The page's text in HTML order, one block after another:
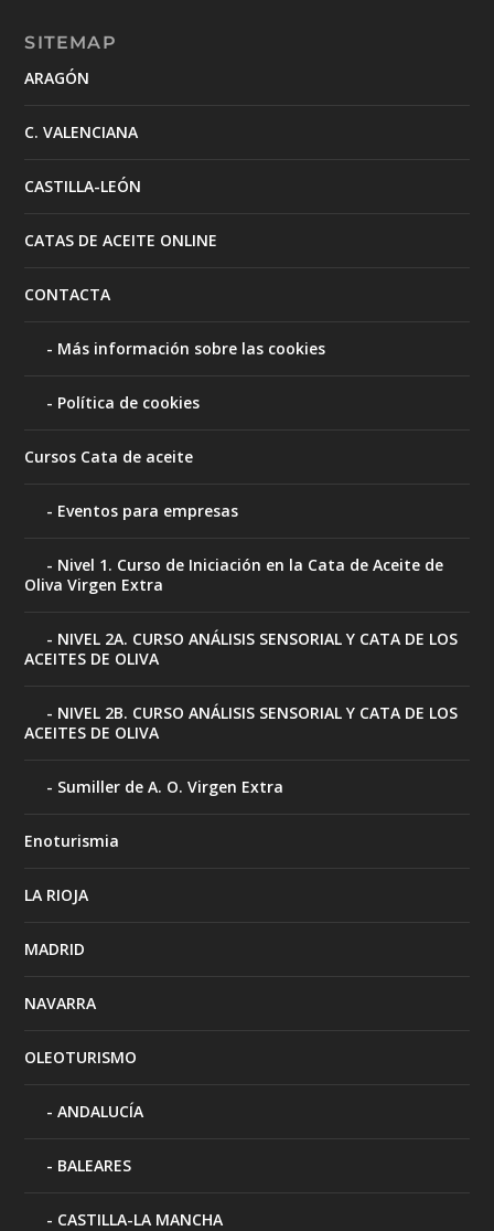
SITEMAP
ARAGÓN
C. VALENCIANA
CASTILLA-LEÓN
CATAS DE ACEITE ONLINE
CONTACTA
Más información sobre las cookies
Política de cookies
Cursos Cata de aceite
Eventos para empresas
Nivel 1. Curso de Iniciación en la Cata de Aceite de
Oliva Virgen Extra
NIVEL 2A. CURSO ANÁLISIS SENSORIAL Y CATA DE LOS
ACEITES DE OLIVA
NIVEL 2B. CURSO ANÁLISIS SENSORIAL Y CATA DE LOS
ACEITES DE OLIVA
Sumiller de A. O. Virgen Extra
Enoturismia
LA RIOJA
MADRID
NAVARRA
OLEOTURISMO
ANDALUCÍA
BALEARES
CASTILLA-LA MANCHA